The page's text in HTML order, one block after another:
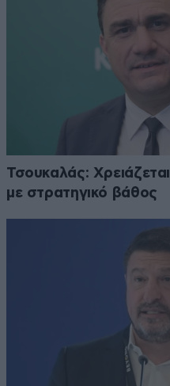
Τσουκαλάς:
με στρατηγικό βάθος